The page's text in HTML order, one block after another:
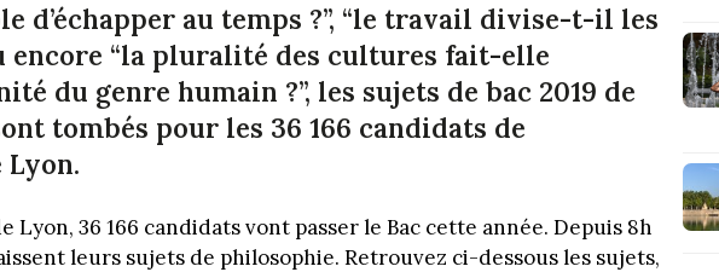
d’échapper au temps ?”, “le travail divise-t-il les
encore “la pluralité des cultures fait-elle
du genre humain ?”, les sujets de bac 2019 de
tombés pour les 36 166 candidats de
Lyon.
Lyon, 36 166 candidats vont passer le Bac cette année. Depuis 8h
leurs sujets de philosophie. Retrouvez ci-dessous les sujets,